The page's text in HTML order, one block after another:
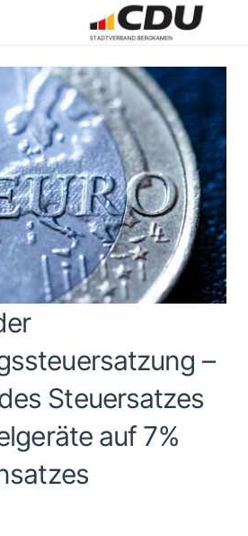
–
Steuersatzes
auf 7%